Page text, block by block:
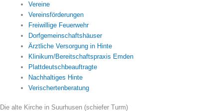
Vereine
Vereinsförderungen
Freiwillige Feuerwehr
Dorfgemeinschaftshäuser
Ärztliche Versorgung in Hinte
Klinikum/Bereitschaftspraxis Emden
Plattdeutschbeauftragte
Nachhaltiges Hinte
Verischertenberatung
Die alte Kirche in Suurhusen (schiefer Turm)